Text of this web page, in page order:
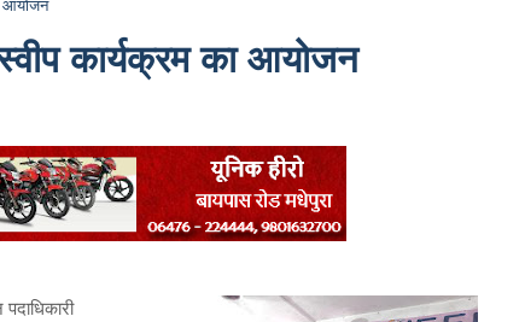
आयोजन
कार्यक्रम का आयोजन